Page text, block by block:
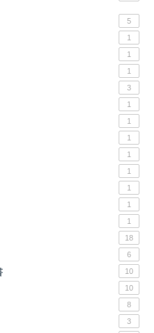
5
1
1
1
3
1
1
1
1
1
1
1
1
18
6
10
10
8
3